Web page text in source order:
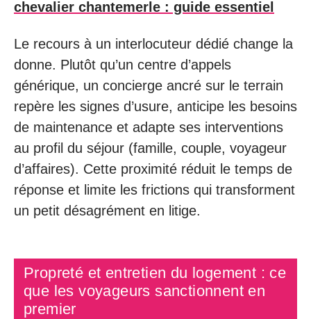
chevalier chantemerle : guide essentiel
Le recours à un interlocuteur dédié change la
donne. Plutôt qu’un centre d’appels
générique, un concierge ancré sur le terrain
repère les signes d’usure, anticipe les besoins
de maintenance et adapte ses interventions
au profil du séjour (famille, couple, voyageur
d’affaires). Cette proximité réduit le temps de
réponse et limite les frictions qui transforment
un petit désagrément en litige.
Propreté et entretien du logement : ce
que les voyageurs sanctionnent en
premier